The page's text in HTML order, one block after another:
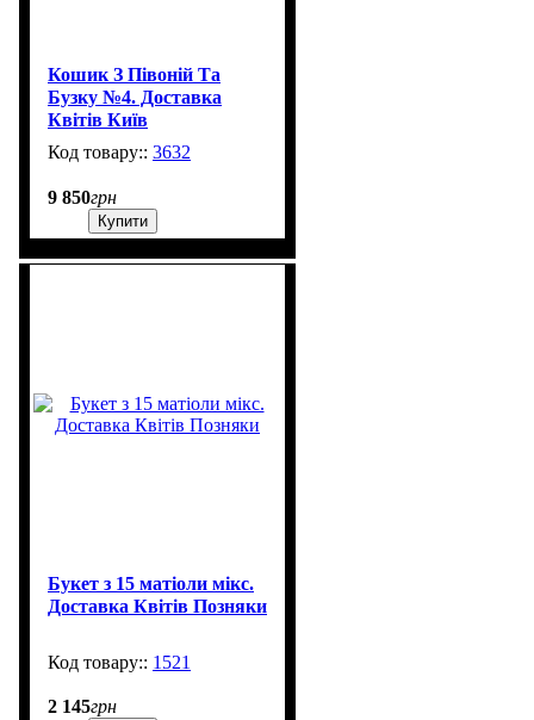
Кошик З Півоній Та
Бузку №4. Доставка
Квітів Київ
3632
9 850грн
Купити
Букет з 15 матіоли мікс.
Доставка Квітів Позняки
1521
2 145грн